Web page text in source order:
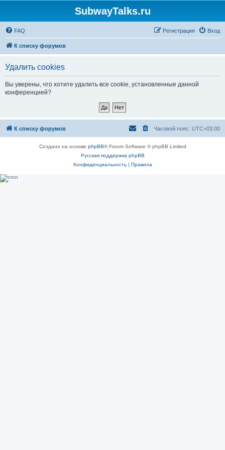
SubwayTalks.ru
FAQ Вход
Регистрация
К списку форумов
Удалить cookies
Вы уверены, что хотите удалить все cookie, установленные данной
конференцией?
К списку форумов Часовой пояс: UTC+03:00
Создано на основе phpBB® Forum Software © phpBB Limited
Русская поддержка phpBB
Конфиденциальность| Правила